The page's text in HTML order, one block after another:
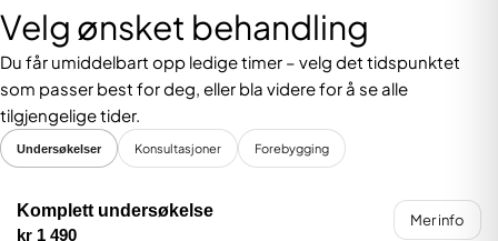
Velg ønsket behandling
Du får umiddelbart opp ledige timer – velg det tidspunktet
som passer best for deg, eller bla videre for å se alle
tilgjengelige tider.
Undersøkelser Konsultasjoner Forebygging
Komplett undersøkelse
kr 1 490
Mer info